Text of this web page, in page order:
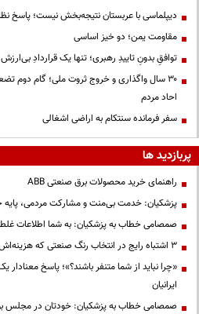
دیپلماسی با عربستان نتیجه‌بخش نیست؛ پاسخ
مقاومت یمن؛ دو خیز اساسی
توافقِ بدونِ تاییدِ رهبری؛ تنها یک قراردادِ
۳۰ سال واگذاری و خروج ثروت ملی؛ گام دوم
احاد مردم
سفر فرمانده سنتکام به اراضی اشغالی
پربازدید ها
راهنمای خرید محصولات برق صنعتی ABB
پزشکیان: خدمت بی‌منت و مشارکت مردمی،
صمصامی خطاب به پزشکیان: به شما اطلاعات غلط
3 اشتباه رایج در انتخاب رنگ صنعتی که هزینه‌اش را سال‌ها می‌پردازید...
«چرا نباید از شما متنفر باشند؟»؛ پاسخ معنادار
ایرانیان
صمصامی خطاب به پزشکیان: خودتان در مجلس